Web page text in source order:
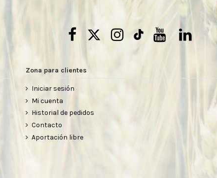
Zona para clientes
Iniciar sesión
Mi cuenta
Historial de pedidos
Contacto
Aportación libre